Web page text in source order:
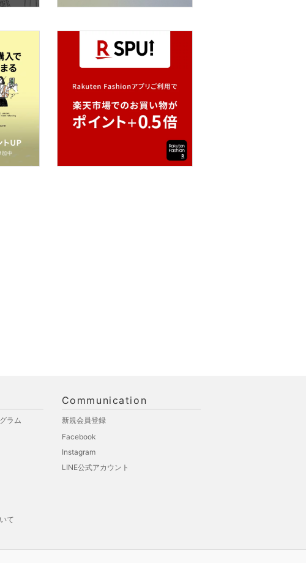
ラム
て
Communication
新規会員登録
Facebook
Instagram
LINE公式アカウント